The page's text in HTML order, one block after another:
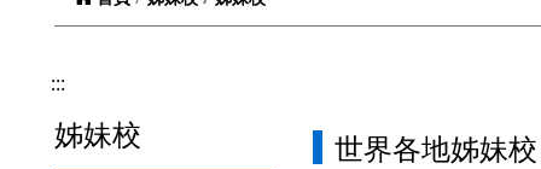
:::
姊妹校 世界各地姊妹校